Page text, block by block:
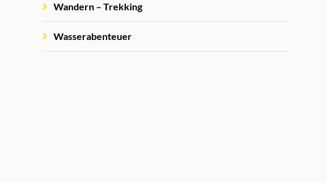
Wandern – Trekking
Wasserabenteuer